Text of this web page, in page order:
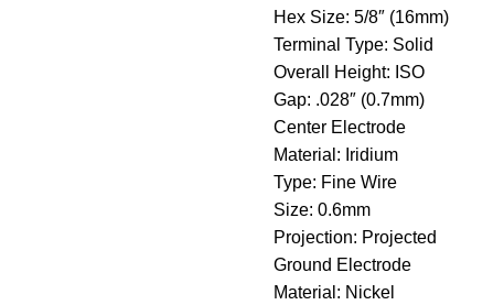
Hex Size: 5/8″ (16mm)
Terminal Type: Solid
Overall Height: ISO
Gap: .028″ (0.7mm)
Center Electrode
Material: Iridium
Type: Fine Wire
Size: 0.6mm
Projection: Projected
Ground Electrode
Material: Nickel